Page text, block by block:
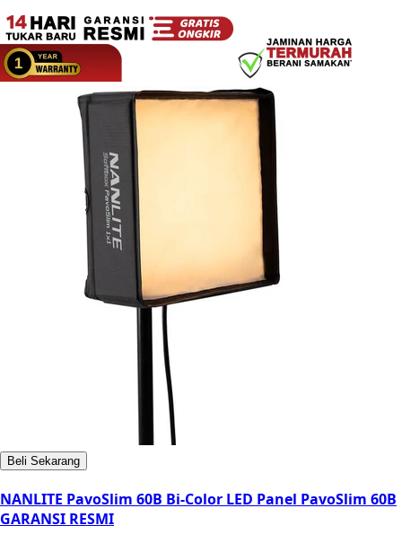
Beli Sekarang
NANLITE PavoSlim 60B Bi-Color LED Panel PavoSlim 60B
GARANSI RESMI